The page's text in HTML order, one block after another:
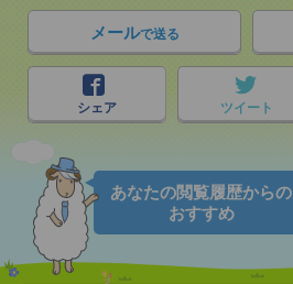
メールで送る
シェア ツイート
あなたの閲覧履歴からの
おすすめ